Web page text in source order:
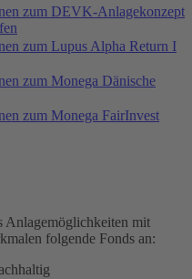
zum DEVK-Anlagekonzept
zum Lupus Alpha Return I
zum Monega Dänische
zum Monega FairInvest
Anlagemöglichkeiten mit
folgende Fonds an: